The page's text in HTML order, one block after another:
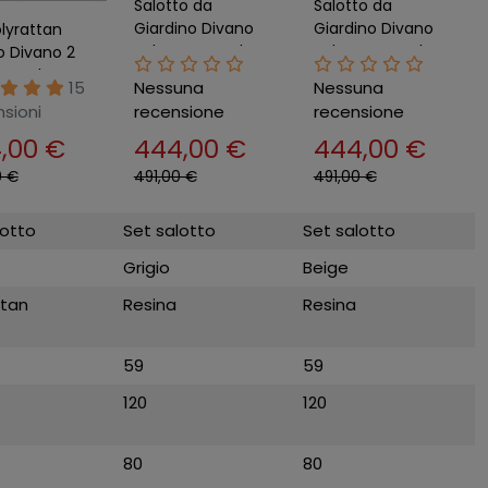
Divano 2
Giardino
Sintetico
15
€
€
Salotto da
Giardino Divano
Poltrone Tavolo
Contenitore Grigio
Cuscini
Nessuna
recensione
444,00 €
491,00 €
Salotto da
Giardino Divano
Poltrone Tavolo
Contenitore Beige
Cuscini
Nessuna
recensione
444,00 €
491,00 €
Set salotto
Set salotto
Grigio
Beige
Resina Resina
59
59
120 120
80 80